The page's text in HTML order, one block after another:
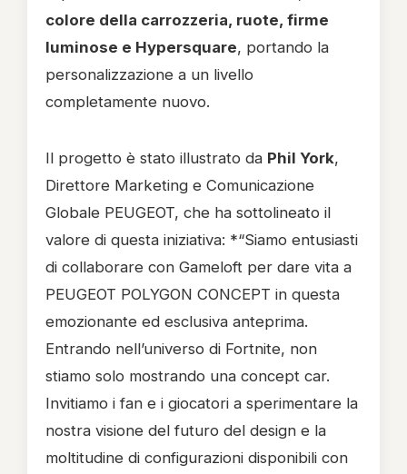
colore della carrozzeria, ruote, firme
luminose e Hypersquare, portando la
personalizzazione a un livello
completamente nuovo.
Il progetto è stato illustrato da Phil York,
Direttore Marketing e Comunicazione
Globale PEUGEOT, che ha sottolineato il
valore di questa iniziativa: *“Siamo entusiasti
di collaborare con Gameloft per dare vita a
PEUGEOT POLYGON CONCEPT in questa
emozionante ed esclusiva anteprima.
Entrando nell’universo di Fortnite, non
stiamo solo mostrando una concept car.
Invitiamo i fan e i giocatori a sperimentare la
nostra visione del futuro del design e la
moltitudine di configurazioni disponibili con